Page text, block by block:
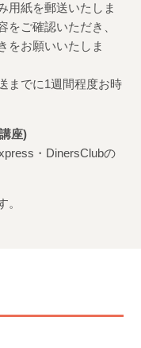
用紙を郵送いたしま
ご確認いただき、
をお願いいたしま
までに1週間程度お時
座)
・DinersClubの